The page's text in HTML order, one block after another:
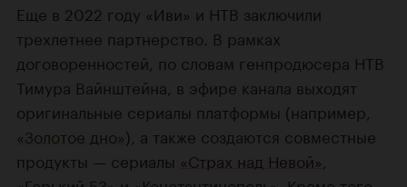
Еще в 2022 году «Иви» и НТВ заключили
трехлетнее партнерство. В рамках
договоренностей, по словам генпродюсера НТВ
Тимура Вайнштейна, в эфире канала выходят
оригинальные сериалы платформы (например,
«Золотое дно»), а также создаются совместные
продукты — сериалы «Страх над Невой»,